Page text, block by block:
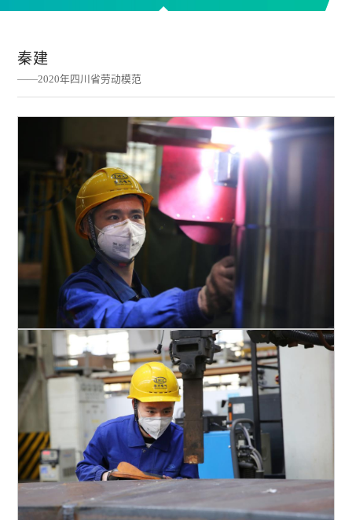
秦建
——2020年四川省劳动模范